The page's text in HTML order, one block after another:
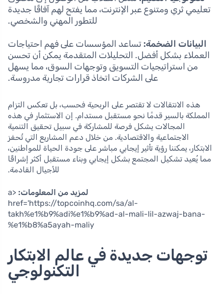
تعليمي ثري ومتنوع عبر الإنترنت، مما يفتح لهم آفاقًا جديدة
للتطور المهني والشخصي.
البيانات الضخمة: تساعد المؤسسات على فهم احتياجات
العملاء بشكل أفضل. التحليلات المتقدمة يمكن أن تحسن
من استراتيجيات التسويق وتوجهات السوق، مما يسهل
على الشركات اتخاذ قرارات تجارية مدروسة.
هذه الانتقالات لا تقتصر على الربحية فحسب، بل تعكس التزام
المملكة بالسير قدمًا نحو مستقبل مستدام. إن الاستثمار في هذه
المجالات يشكل فرصة للمشاركة في سبيل تحقيق التنمية
الاجتماعية والاقتصادية. من خلال دعم المشاريع التي تُحفز
الابتكار، يمكننا رؤية تأثير إيجابي مباشر على جودة الحياة للمواطنين،
مما يُعيد تشكيل المجتمع بشكل إيجابي وبناء مستقبل أكثر إشراقًا
للأجيال القادمة.
لمزيد من المعلومات:
<a
href='https://topcoinhq.com/sa/al-
takh%e1%b9%adi%e1%b9%ad-al-mali-lil-azwaj-bana-
%e1%b8%a5ayah-maliy
توجهات جديدة في عالم الابتكار
التكنولوجي